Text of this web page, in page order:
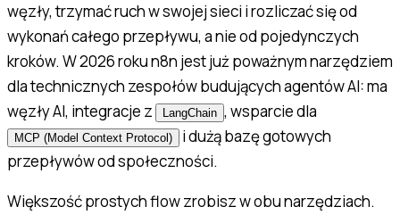
węzły, trzymać ruch w swojej sieci i rozliczać się od
wykonań całego przepływu, a nie od pojedynczych
kroków. W 2026 roku n8n jest już poważnym narzędziem
dla technicznych zespołów budujących agentów AI: ma
węzły AI, integracje z
LangChain , wsparcie dla
MCP (Model Context Protocol)
i dużą bazę gotowych
przepływów od społeczności.
Większość prostych flow zrobisz w obu narzędziach.